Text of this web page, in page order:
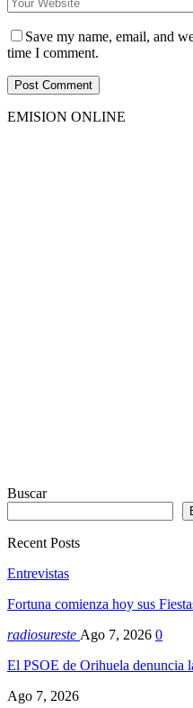
Save my name, email, and
time I comment.
EMISION ONLINE
Buscar
Recent Posts
Entrevistas
Fortuna comienza hoy sus
radiosureste Ago 7, 2026 0
El PSOE de Orihuela denuncia
Ago 7, 2026